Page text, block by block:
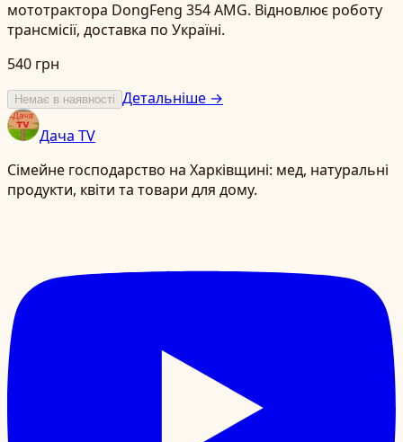
мототрактора DongFeng 354 AMG. Відновлює роботу
трансмісії, доставка по Україні.
540 грн
Немає в наявності Детальніше →
Дача TV
Сімейне господарство на Харківщині: мед, натуральні
продукти, квіти та товари для дому.